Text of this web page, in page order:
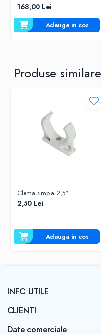
168,00 Lei
Adauga in cos
Produse similare
Clema simpla 2,5"
2,50 Lei
Adauga in cos
INFO UTILE
CLIENTI
Date comerciale